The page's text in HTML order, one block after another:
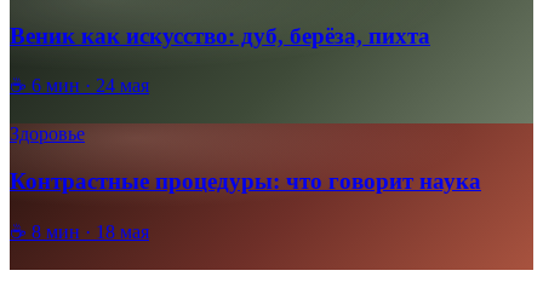
Веник как искусство: дуб, берёза, пихта
☕ 6 мин · 24 мая
Здоровье
Контрастные процедуры: что говорит наука
☕ 8 мин · 18 мая